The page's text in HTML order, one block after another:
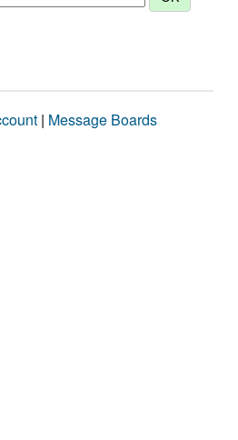
| Message Boards